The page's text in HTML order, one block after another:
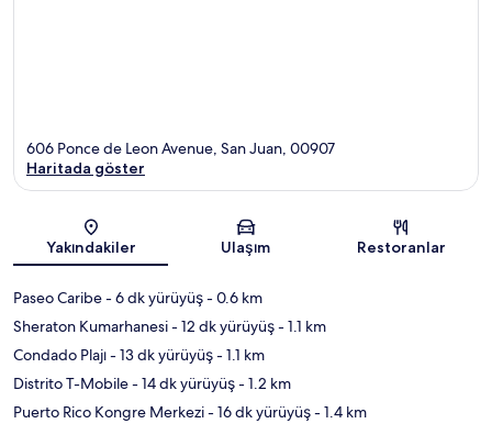
Harita
606 Ponce de Leon Avenue, San Juan, 00907
Haritada göster
Yakındakiler Ulaşım Restoranlar
Paseo Caribe- 6 dk yürüyüş- 0.6 km
Sheraton Kumarhanesi- 12 dk yürüyüş- 1.1 km
Condado Plajı- 13 dk yürüyüş- 1.1 km
Distrito T-Mobile- 14 dk yürüyüş- 1.2 km
Puerto Rico Kongre Merkezi- 16 dk yürüyüş- 1.4 km